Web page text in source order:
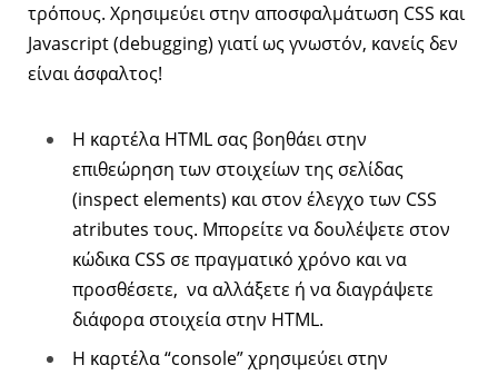
τρόπους. Χρησιμεύει στην αποσφαλμάτωση CSS και
Javascript (debugging) γιατί ως γνωστόν, κανείς δεν
είναι άσφαλτος!
Η καρτέλα HTML σας βοηθάει στην
επιθεώρηση των στοιχείων της σελίδας
(inspect elements) και στον έλεγχο των CSS
atributes τους. Μπορείτε να δουλέψετε στον
κώδικα CSS σε πραγματικό χρόνο και να
προσθέσετε, να αλλάξετε ή να διαγράψετε
διάφορα στοιχεία στην HTML.
Η καρτέλα “console” χρησιμεύει στην